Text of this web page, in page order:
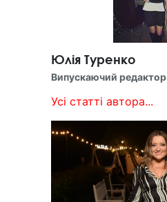
Юлія Туренко
Випускаючий редактор
Усі статті автора...